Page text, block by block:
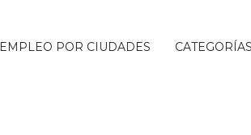
EMPLEO POR CIUDADES